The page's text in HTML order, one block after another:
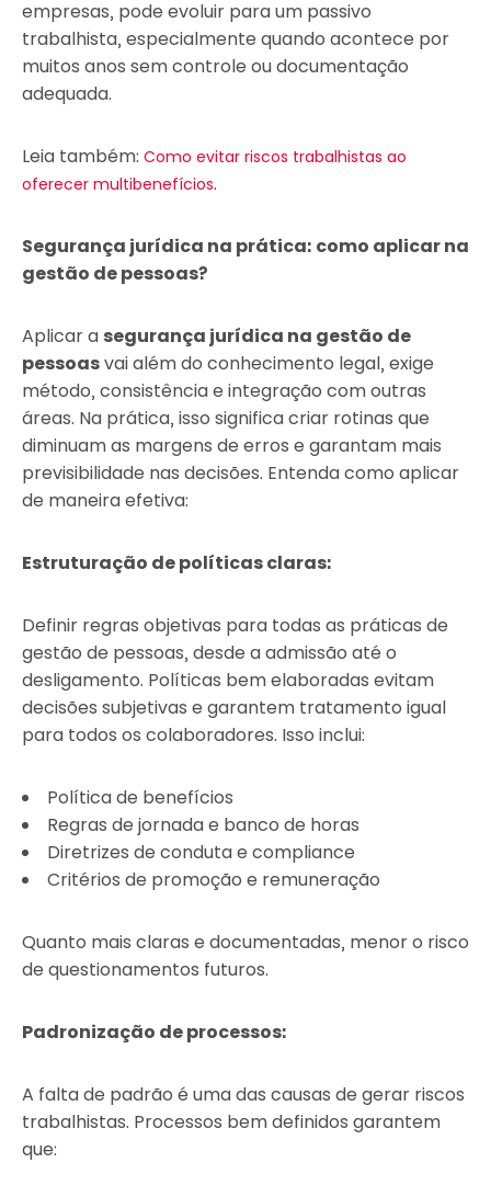
empresas, pode evoluir para um passivo
trabalhista, especialmente quando acontece por
muitos anos sem controle ou documentação
adequada.
Leia também: Como evitar riscos trabalhistas ao
oferecer multibenefícios.
Segurança jurídica na prática: como aplicar na
gestão de pessoas?
Aplicar a segurança jurídica na gestão de
pessoasvai além do conhecimento legal, exige
método, consistência e integração com outras
áreas. Na prática, isso significa criar rotinas que
diminuam as margens de erros e garantam mais
previsibilidade nas decisões. Entenda como aplicar
de maneira efetiva:
Estruturação de políticas claras:
Definir regras objetivas para todas as práticas de
gestão de pessoas, desde a admissão até o
desligamento. Políticas bem elaboradas evitam
decisões subjetivas e garantem tratamento igual
para todos os colaboradores. Isso inclui:
Política de benefícios
Regras de jornada e banco de horas
Diretrizes de conduta e compliance
Critérios de promoção e remuneração
Quanto mais claras e documentadas, menor o risco
de questionamentos futuros.
Padronização de processos:
A falta de padrão é uma das causas de gerar riscos
trabalhistas. Processos bem definidos garantem
que: